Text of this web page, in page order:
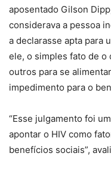
aposentado Gilson
considerava a pessoa
a declarasse apta para
ele, o simples fato de o
outros para se
impedimento para o
“Esse julgamento foi
apontar o HIV como
benefícios sociais”,